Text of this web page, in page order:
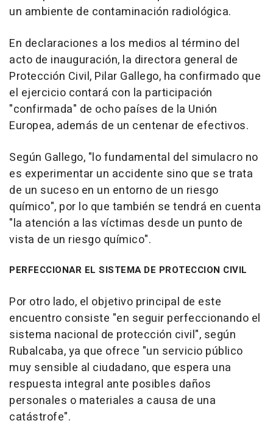
un ambiente de contaminación radiológica.
En declaraciones a los medios al término del
acto de inauguración, la directora general de
Protección Civil, Pilar Gallego, ha confirmado que
el ejercicio contará con la participación
"confirmada" de ocho países de la Unión
Europea, además de un centenar de efectivos.
Según Gallego, "lo fundamental del simulacro no
es experimentar un accidente sino que se trata
de un suceso en un entorno de un riesgo
químico", por lo que también se tendrá en cuenta
"la atención a las víctimas desde un punto de
vista de un riesgo químico".
PERFECCIONAR EL SISTEMA DE PROTECCION CIVIL
Por otro lado, el objetivo principal de este
encuentro consiste "en seguir perfeccionando el
sistema nacional de protección civil", según
Rubalcaba, ya que ofrece "un servicio público
muy sensible al ciudadano, que espera una
respuesta integral ante posibles daños
personales o materiales a causa de una
catástrofe".